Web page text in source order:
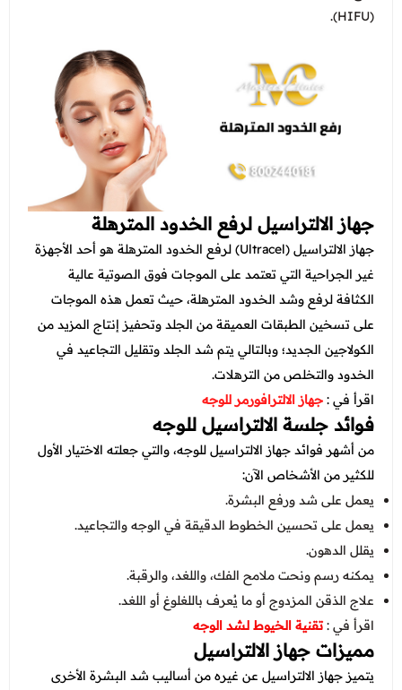
جهاز الالتراسيل لرفع الخدود المترهلة
جهاز الالتراسيل (Ultracel) لرفع الخدود المترهلة هو أحد الأجهزة
غير الجراحية التي تعتمد على الموجات فوق الصوتية عالية
الكثافة لرفع وشد الخدود المترهلة، حيث تعمل هذه الموجات
على تسخين الطبقات العميقة من الجلد وتحفيز إنتاج المزيد من
الكولاجين الجديد؛ وبالتالي يتم شد الجلد وتقليل التجاعيد في
الخدود والتخلص من الترهلات.
اقرأ في :جهاز الالترافورمر للوجه
فوائد جلسة الالتراسيل للوجه
من أشهر فوائد جهاز الالتراسيل للوجه، والتي جعلته الاختيار الأول
للكثير من الأشخاص الآن:
يعمل على شد ورفع البشرة.
يعمل على تحسين الخطوط الدقيقة في الوجه والتجاعيد.
يقلل الدهون.
يمكنه رسم ونحت ملامح الفك، واللغد، والرقبة.
علاج الذقن المزدوج أو ما يُعرف باللغلوغ أو اللغد.
اقرأ في :تقنية الخيوط لشد الوجه
مميزات جهاز الالتراسيل
يتميز جهاز الالتراسيل عن غيره من أساليب شد البشرة الأخرى